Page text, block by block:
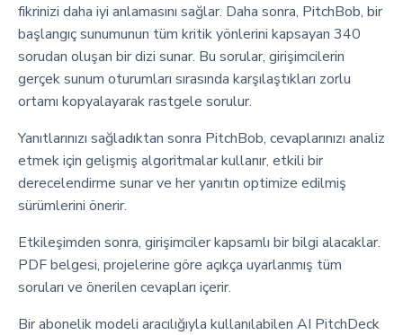
fikrinizi daha iyi anlamasını sağlar. Daha sonra, PitchBob, bir
başlangıç sunumunun tüm kritik yönlerini kapsayan 340
sorudan oluşan bir dizi sunar. Bu sorular, girişimcilerin
gerçek sunum oturumları sırasında karşılaştıkları zorlu
ortamı kopyalayarak rastgele sorulur.
Yanıtlarınızı sağladıktan sonra PitchBob, cevaplarınızı analiz
etmek için gelişmiş algoritmalar kullanır, etkili bir
derecelendirme sunar ve her yanıtın optimize edilmiş
sürümlerini önerir.
Etkileşimden sonra, girişimciler kapsamlı bir bilgi alacaklar.
PDF belgesi, projelerine göre açıkça uyarlanmış tüm
soruları ve önerilen cevapları içerir.
Bir abonelik modeli aracılığıyla kullanılabilen AI PitchDeck